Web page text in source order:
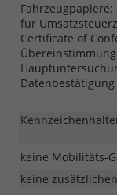
für
Certificate of
keine Mobilitäts-
keine